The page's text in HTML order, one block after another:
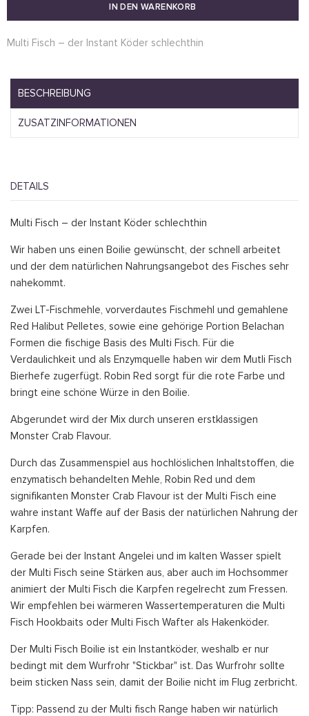
IN DEN WARENKORB
Multi Fisch – der Instant Köder schlechthin
BESCHREIBUNG
ZUSATZINFORMATIONEN
DETAILS
Multi Fisch – der Instant Köder schlechthin
Wir haben uns einen Boilie gewünscht, der schnell arbeitet
und der dem natürlichen Nahrungsangebot des Fisches sehr
nahekommt.
Zwei LT-Fischmehle, vorverdautes Fischmehl und gemahlene
Red Halibut Pelletes, sowie eine gehörige Portion Belachan
Formen die fischige Basis des Multi Fisch. Für die
Verdaulichkeit und als Enzymquelle haben wir dem Mutli Fisch
Bierhefe zugerfügt. Robin Red sorgt für die rote Farbe und
bringt eine schöne Würze in den Boilie.
Abgerundet wird der Mix durch unseren erstklassigen
Monster Crab Flavour.
Durch das Zusammenspiel aus hochlöslichen Inhaltstoffen, die
enzymatisch behandelten Mehle, Robin Red und dem
signifikanten Monster Crab Flavour ist der Multi Fisch eine
wahre instant Waffe auf der Basis der natürlichen Nahrung der
Karpfen.
Gerade bei der Instant Angelei und im kalten Wasser spielt
der Multi Fisch seine Stärken aus, aber auch im Hochsommer
animiert der Multi Fisch die Karpfen regelrecht zum Fressen.
Wir empfehlen bei wärmeren Wassertemperaturen die Multi
Fisch Hookbaits oder Multi Fisch Wafter als Hakenköder.
Der Multi Fisch Boilie ist ein Instantköder, weshalb er nur
bedingt mit dem Wurfrohr "Stickbar" ist. Das Wurfrohr sollte
beim sticken Nass sein, damit der Boilie nicht im Flug zerbricht.
Tipp: Passend zu der Multi fisch Range haben wir natürlich